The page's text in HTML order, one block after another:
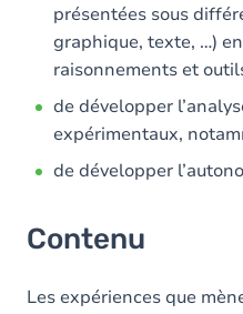
présentées sous
graphique, texte, …)
raisonnements et
de développer
expérimentaux,
de développer
Contenu
Les expériences que